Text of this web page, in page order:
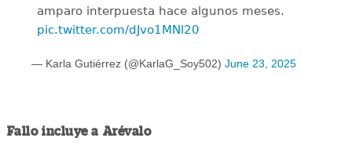
amparo interpuesta hace algunos meses.
pic.twitter.com/dJvo1MNl20
— Karla Gutiérrez (@KarlaG_Soy502) June 23, 2025
Fallo incluye a Arévalo